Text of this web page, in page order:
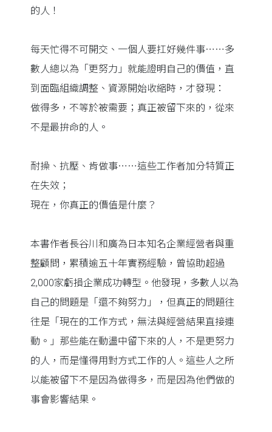
的人！
每天忙得不可開交、一個人要扛好幾件事⋯⋯多
數人總以為「更努力」就能證明自己的價值，直
到面臨組織調整、資源開始收縮時，才發現：
做得多，不等於被需要；真正被留下來的，從來
不是最拚命的人。
耐操、抗壓、肯做事⋯⋯這些工作者加分特質正
在失效；
現在，你真正的價值是什麼？
本書作者長谷川和廣為日本知名企業經營者與重
整顧問，累積逾五十年實務經驗，曾協助超過
2,000家虧損企業成功轉型。他發現，多數人以為
自己的問題是「還不夠努力」，但真正的問題往
往是「現在的工作方式，無法與經營結果直接連
動。」那些能在動盪中留下來的人，不是更努力
的人，而是懂得用對方式工作的人。這些人之所
以能被留下不是因為做得多，而是因為他們做的
事會影響結果。